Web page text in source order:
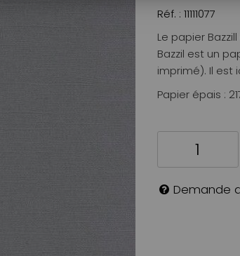
Réf. : 11111077
Le papier
Bazzil est un
imprimé). Il est
Papier épais :
Demande